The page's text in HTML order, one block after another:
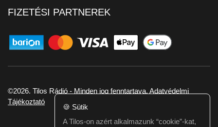
FIZETÉSI PARTNEREK
©2026. Tilos Rádió - Minden jog fenntartava. Adatvédelmi
Tájékoztató
🍪 Sütik
A Tilos-on azért alkalmazunk “cookie”-kat,